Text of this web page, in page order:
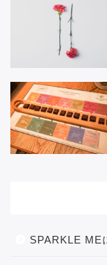
SPARKLE ME